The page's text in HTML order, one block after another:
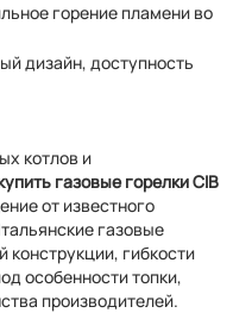
горение пламени во
дизайн, доступность
котлов и
газовые горелки CIB
от известного
газовые
конструкции, гибкости
особенности топки,
производителей.